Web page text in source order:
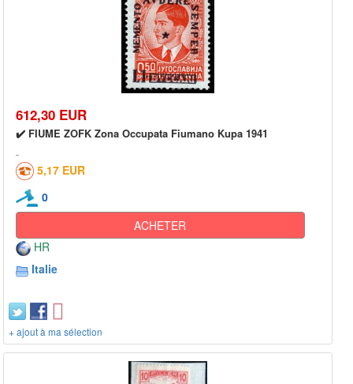
612,30 EUR
✔️ FIUME ZOFK Zona Occupata Fiumano Kupa 1941
5,17 EUR
0
ACHETER
HR
Italie
+ ajout à ma sélection